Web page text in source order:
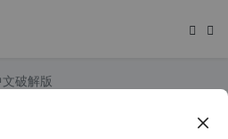
破解版
Sibelius Ultimate 2022.9 Build